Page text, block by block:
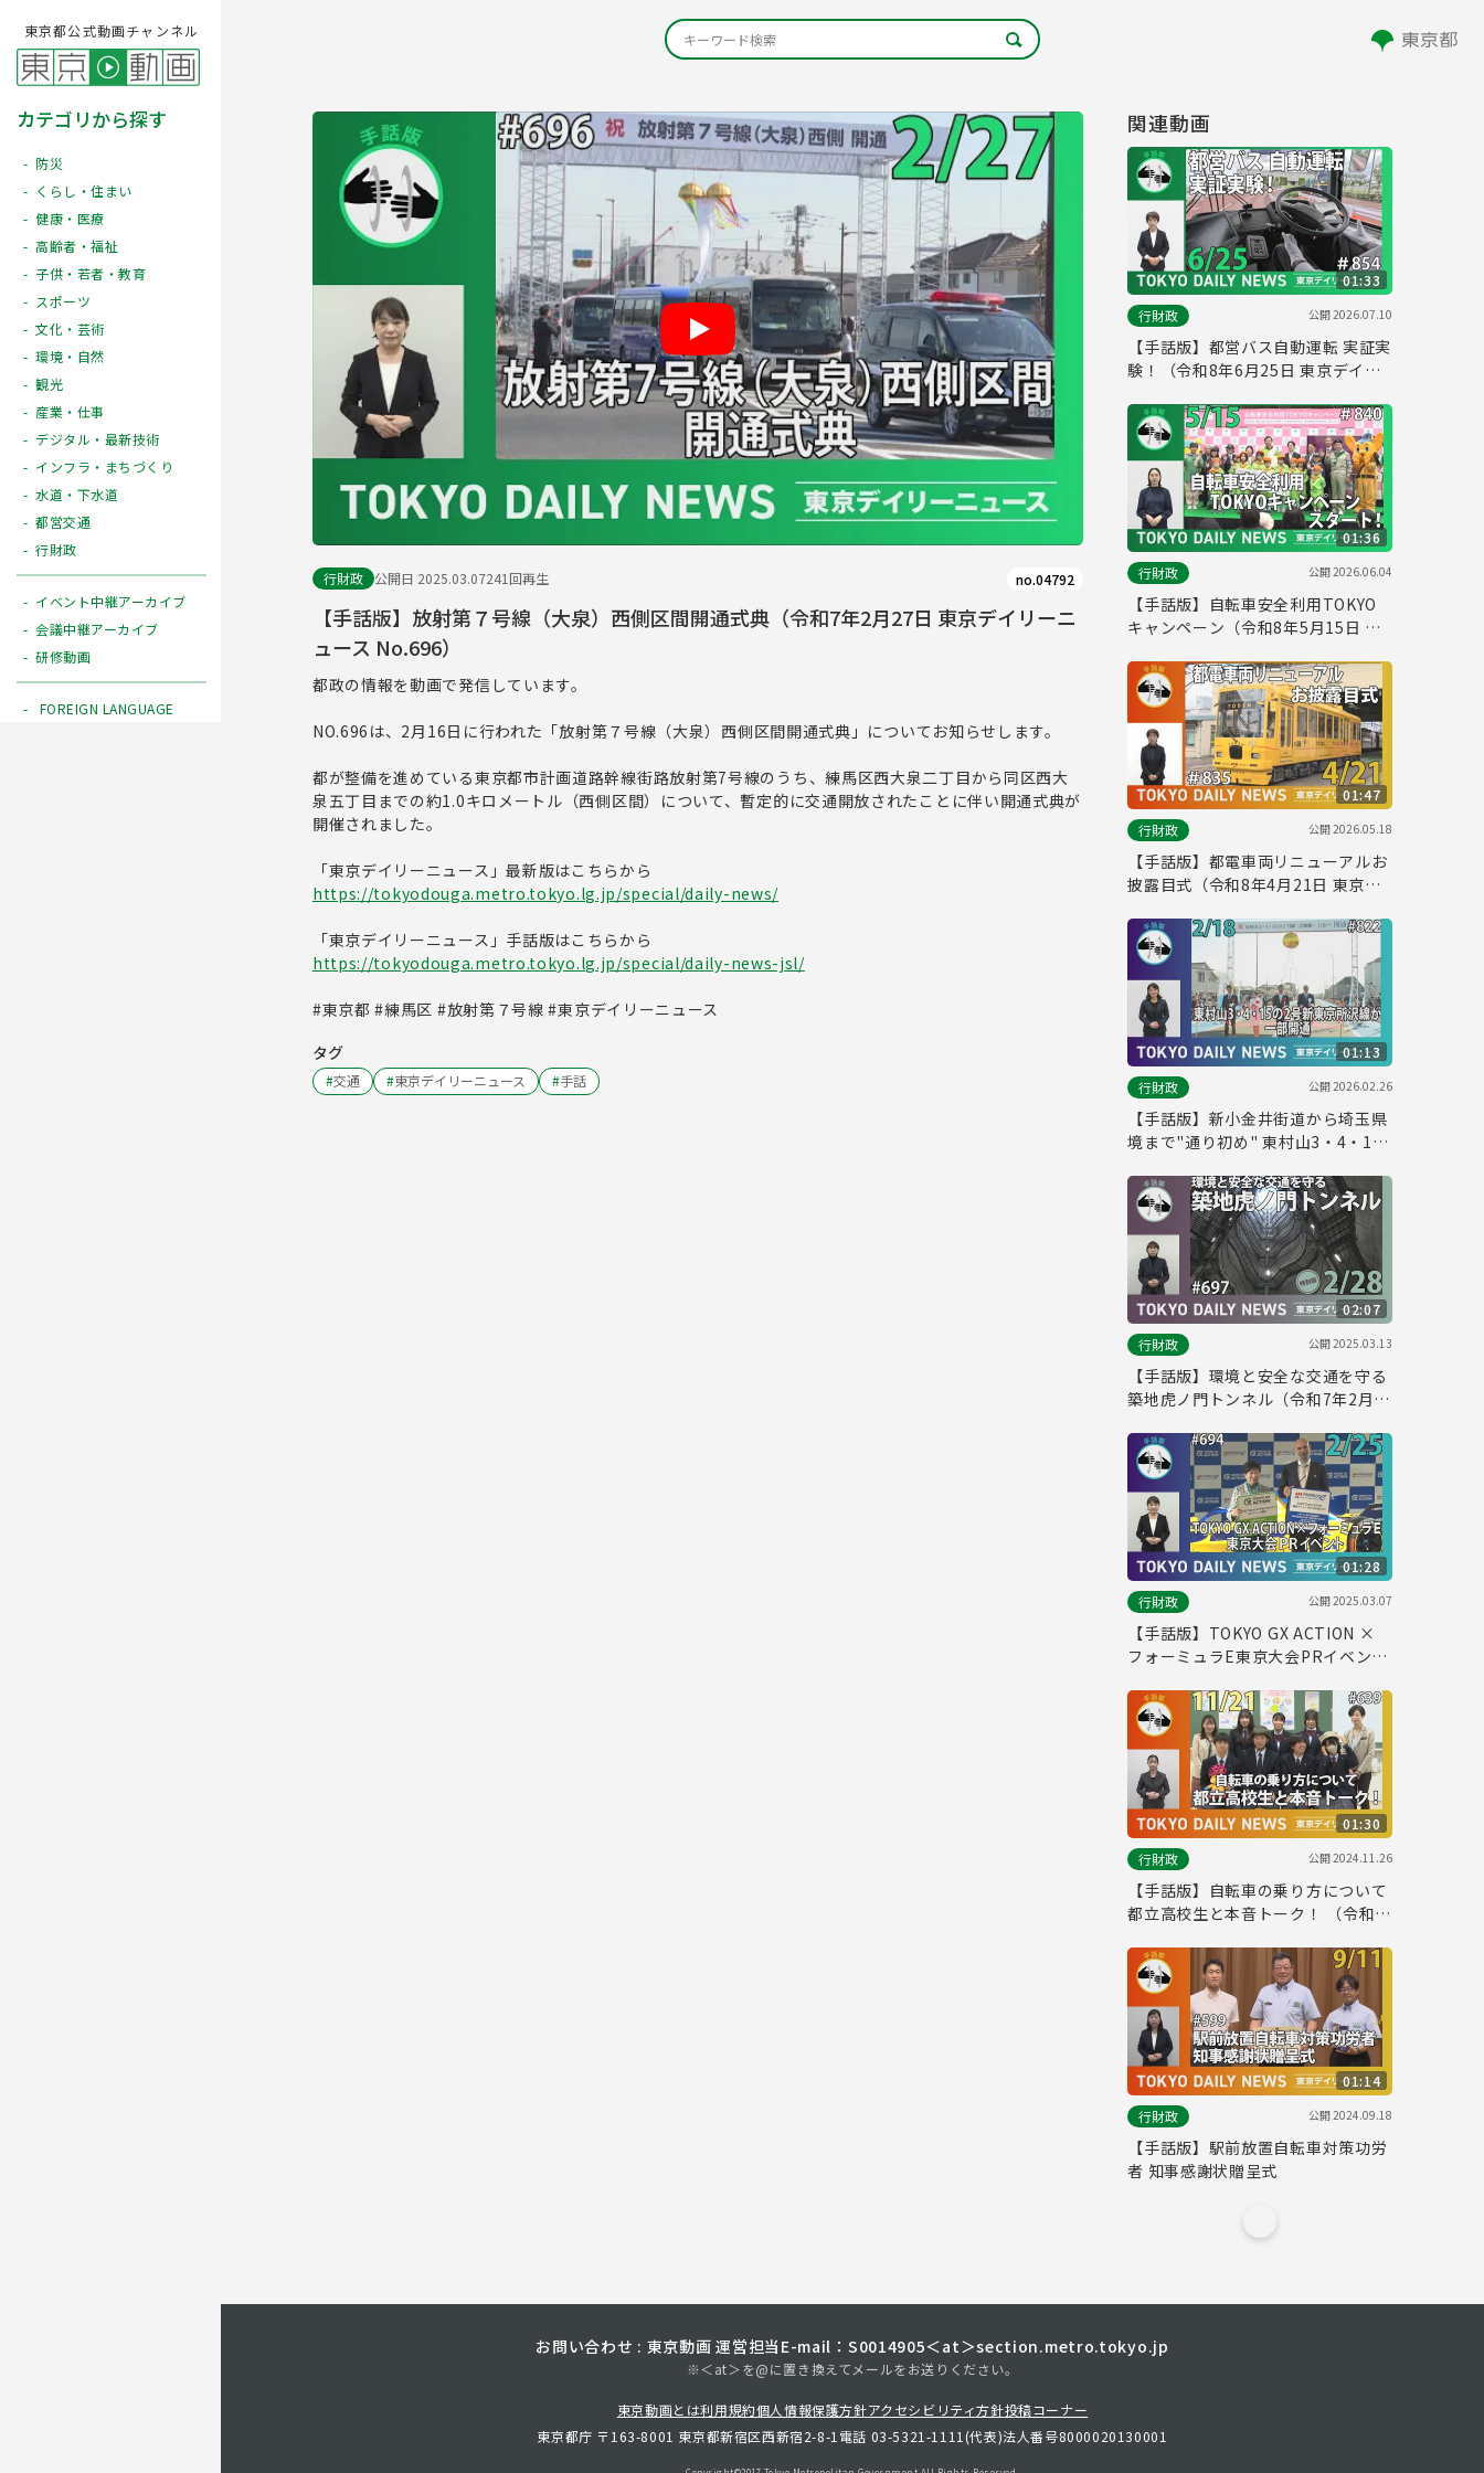
東京都公式動画チャンネル
カテゴリから探す
防災
くらし・住まい
健康・医療
高齢者・福祉
子供・若者・教育
スポーツ
文化・芸術
環境・自然
観光
産業・仕事
デジタル・最新技術
インフラ・まちづくり
水道・下水道
都営交通
行財政
イベント中継アーカイブ
会議中継アーカイブ
研修動画
FOREIGN LANGUAGE
行財政 公開日 2025.03.07241回再生 no.04792
【手話版】放射第７号線（大泉）西側区間開通式典（令和7年2月27日 東京デイリーニ
ュース No.696）
都政の情報を動画で発信しています。
NO.696は、2月16日に行われた「放射第７号線（大泉）西側区間開通式典」についてお知らせします。
都が整備を進めている東京都市計画道路幹線街路放射第7号線のうち、練馬区西大泉二丁目から同区西大
泉五丁目までの約1.0キロメートル（西側区間）について、暫定的に交通開放されたことに伴い開通式典が
開催されました。
「東京デイリーニュース」最新版はこちらから
https://tokyodouga.metro.tokyo.lg.jp/special/daily-news/
「東京デイリーニュース」手話版はこちらから
https://tokyodouga.metro.tokyo.lg.jp/special/daily-news-jsl/
#東京都 #練馬区 #放射第７号線 #東京デイリーニュース
タグ
#交通 #東京デイリーニュース #手話
関連動画
01:33
行財政
公開2026.07.10
【手話版】都営バス自動運転 実証実
験！（令和8年6月25日 東京デイリ
01:36
行財政
公開2026.06.04
【手話版】自転車安全利用TOKYO
キャンペーン（令和8年5月15日 東
01:47
行財政
公開2026.05.18
【手話版】都電車両リニューアルお
披露目式（令和8年4月21日 東京デ
01:13
行財政
公開2026.02.26
【手話版】新小金井街道から埼玉県
境まで"通り初め" 東村山3・4・15
和8年2月18日 東京デイリーニュー
ス No.822）
02:07
行財政
公開2025.03.13
【手話版】環境と安全な交通を守る
築地虎ノ門トンネル（令和7年2月
版）
01:28
行財政
公開2025.03.07
【手話版】TOKYO GX ACTION ×
フォーミュラE東京大会PRイベント
ュース No.694）
01:30
行財政
公開2024.11.26
【手話版】自転車の乗り方について
都立高校生と本音トーク！ （令和6
No.639）
01:14
行財政
公開2024.09.18
【手話版】駅前放置自転車対策功労
者 知事感謝状贈呈式
お問い合わせ : 東京動画 運営担当 E-mail：S0014905＜at＞section.metro.tokyo.jp
※＜at＞を@に置き換えてメールをお送りください。
東京動画とは利用規約個人情報保護方針アクセシビリティ方針投稿コーナー
東京都庁 〒163-8001 東京都新宿区西新宿2-8-1 電話 03-5321-1111(代表)法人番号8000020130001